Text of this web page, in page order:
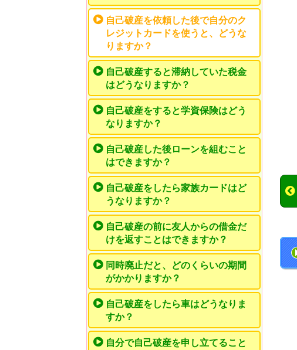
自己破産を依頼した後で自分のク
レジットカードを使うと、どうな
りますか？
自己破産すると滞納していた税金
はどうなりますか？
自己破産をすると学資保険はどう
なりますか？
自己破産した後ローンを組むこと
はできますか？
自己破産をしたら家族カードはど
うなりますか？
自己破産の前に友人からの借金だ
けを返すことはできますか？
同時廃止だと、どのくらいの期間
がかかりますか？
自己破産をしたら車はどうなりま
すか？
自分で自己破産を申し立てること